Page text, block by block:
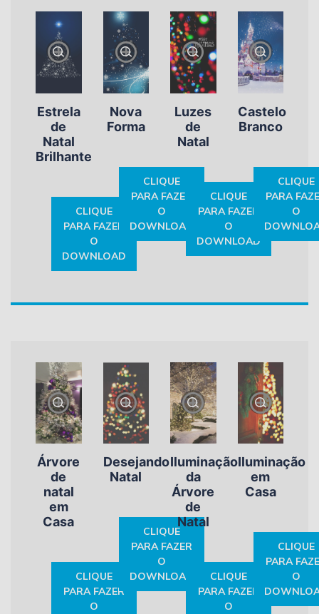
Estrela
de
Natal
Brilhante
CLIQUE
PARA FAZER
O
DOWNLOAD
Nova
Forma
CLIQUE
PARA FAZER
O
DOWNLOAD
Luzes
de
Natal
CLIQUE
PARA FAZER
O
DOWNLOAD
Castelo
Branco
CLIQUE
PARA
O
Árvore
de
natal
em
Casa
CLIQUE
PARA FAZER
O
Desejando
Natal
CLIQUE
PARA FAZER
O
DOWNLOAD
Iluminação
da
Árvore
de
Natal
CLIQUE
PARA FAZER
O
Iluminação
em
Casa
CLIQUE
PARA
O